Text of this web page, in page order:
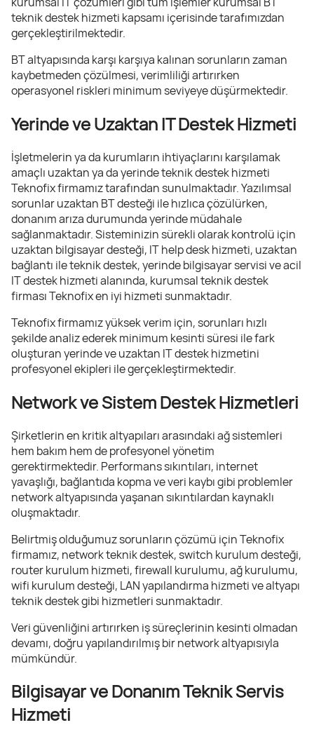
teknik destek hizmeti kapsamı içerisinde tarafımızdan
gerçekleştirilmektedir.
BT altyapısında karşı karşıya kalınan sorunların zaman
kaybetmeden çözülmesi, verimliliği artırırken
operasyonel riskleri minimum seviyeye düşürmektedir.
Yerinde ve Uzaktan IT Destek Hizmeti
İşletmelerin ya da kurumların ihtiyaçlarını karşılamak
amaçlı uzaktan ya da yerinde teknik destek hizmeti
Teknofix firmamız tarafından sunulmaktadır. Yazılımsal
sorunlar uzaktan BT desteği ile hızlıca çözülürken,
donanım arıza durumunda yerinde müdahale
sağlanmaktadır. Sisteminizin sürekli olarak kontrolü için
uzaktan bilgisayar desteği, IT help desk hizmeti, uzaktan
bağlantı ile teknik destek, yerinde bilgisayar servisi ve acil
IT destek hizmeti alanında, kurumsal teknik destek
firması Teknofix en iyi hizmeti sunmaktadır.
Teknofix firmamız yüksek verim için, sorunları hızlı
şekilde analiz ederek minimum kesinti süresi ile fark
oluşturan yerinde ve uzaktan IT destek hizmetini
profesyonel ekipleri ile gerçekleştirmektedir.
Network ve Sistem Destek Hizmetleri
Şirketlerin en kritik altyapıları arasındaki ağ sistemleri
hem bakım hem de profesyonel yönetim
gerektirmektedir. Performans sıkıntıları, internet
yavaşlığı, bağlantıda kopma ve veri kaybı gibi problemler
network altyapısında yaşanan sıkıntılardan kaynaklı
oluşmaktadır.
Belirtmiş olduğumuz sorunların çözümü için Teknofix
firmamız, network teknik destek, switch kurulum desteği,
router kurulum hizmeti, firewall kurulumu, ağ kurulumu,
wifi kurulum desteği, LAN yapılandırma hizmeti ve altyapı
teknik destek gibi hizmetleri sunmaktadır.
Veri güvenliğini artırırken iş süreçlerinin kesinti olmadan
devamı, doğru yapılandırılmış bir network altyapısıyla
mümkündür.
Bilgisayar ve Donanım Teknik Servis
Hizmeti